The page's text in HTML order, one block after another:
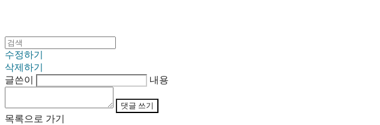
수정하기
삭제하기
글쓴이
내용
댓글 쓰기
목록으로 가기